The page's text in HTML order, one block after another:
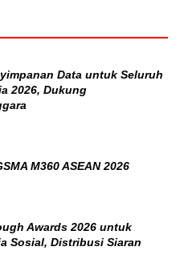
Data untuk Seluruh
2026, Dukung
M360 ASEAN 2026
Awards 2026 untuk
Sosial, Distribusi Siaran